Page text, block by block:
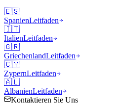
🇪🇸
SpanienLeitfaden
🇮🇹
ItalienLeitfaden
🇬🇷
GriechenlandLeitfaden
🇨🇾
ZypernLeitfaden
🇦🇱
AlbanienLeitfaden
Kontaktieren Sie Uns